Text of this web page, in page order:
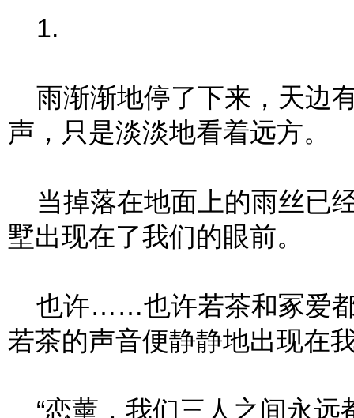
1.
雨渐渐地停了下来，天边
声，只是淡淡地看着远方。
当掉落在地面上的雨丝已
墅出现在了我们的眼前。
也许……也许若茶和冢爱都
若茶的声音便静静地出现在
“恋薰，我们三人之间永远